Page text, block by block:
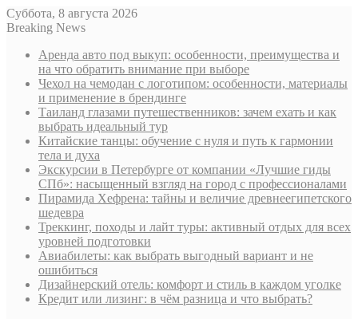
Суббота, 8 августа 2026
Breaking News
Аренда авто под выкуп: особенности, преимущества и
на что обратить внимание при выборе
Чехол на чемодан с логотипом: особенности, материалы
и применение в брендинге
Таиланд глазами путешественников: зачем ехать и как
выбрать идеальный тур
Китайские танцы: обучение с нуля и путь к гармонии
тела и духа
Экскурсии в Петербурге от компании «Лучшие гиды
СПб»: насыщенный взгляд на город с профессионалами
Пирамида Хефрена: тайны и величие древнеегипетского
шедевра
Треккинг, походы и лайт туры: активный отдых для всех
уровней подготовки
Авиабилеты: как выбрать выгодный вариант и не
ошибиться
Дизайнерский отель: комфорт и стиль в каждом уголке
Кредит или лизинг: в чём разница и что выбрать?